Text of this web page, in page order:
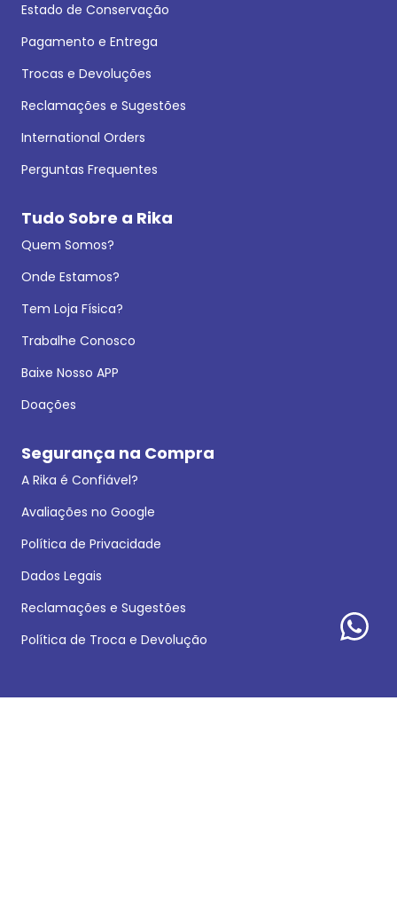
Estado de Conservação
Pagamento e Entrega
Trocas e Devoluções
Reclamações e Sugestões
International Orders
Perguntas Frequentes
Tudo Sobre a Rika
Quem Somos?
Onde Estamos?
Tem Loja Física?
Trabalhe Conosco
Baixe Nosso APP
Doações
Segurança na Compra
A Rika é Confiável?
Avaliações no Google
Política de Privacidade
Dados Legais
Reclamações e Sugestões
Política de Troca e Devolução